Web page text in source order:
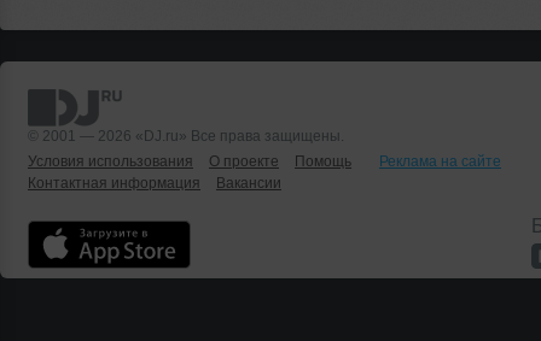
© 2001 — 2026 «DJ.ru» Все права защищены.
Условия использования
О проекте Помощь
Реклама на сайте
Контактная информация
Вакансии